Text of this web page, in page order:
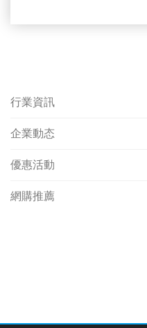
行業資訊
企業動态
優惠活動
網購推薦